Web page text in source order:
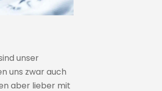
unser
uns zwar auch
aber lieber mit